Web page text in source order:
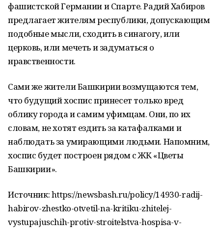
фашистской Германии и Спарте. Радий Хабиров
предлагает жителям республики, допускающим
подобные мысли, сходить в синагогу, или
церковь, или мечеть и задуматься о
нравственности.
Сами же жители Башкирии возмущаются тем,
что будущий хоспис принесет только вред
облику города и самим уфимцам. Они, по их
словам, не хотят ездить за катафалками и
наблюдать за умирающими людьми. Напомним,
хоспис будет построен рядом с ЖК «Цветы
Башкирии».
Источник: https://newsbash.ru/policy/14930-radij-
habirov-zhestko-otvetil-na-kritiku-zhitelej-
vystupajuschih-protiv-stroitelstva-hospisa-v-